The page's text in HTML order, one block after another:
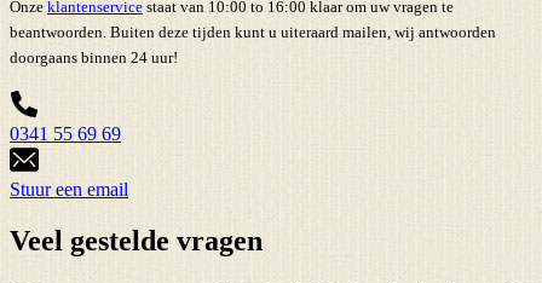
Onze klantenservice staat van 10:00 to 16:00 klaar om uw vragen te
beantwoorden. Buiten deze tijden kunt u uiteraard mailen, wij antwoorden
doorgaans binnen 24 uur!
0341 55 69 69
Stuur een email
Veel gestelde vragen